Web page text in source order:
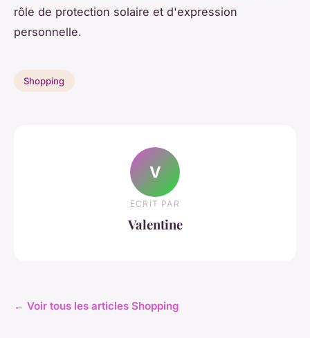
rôle de protection solaire et d'expression
personnelle.
Shopping
V
ECRIT PAR
Valentine
← Voir tous les articles Shopping